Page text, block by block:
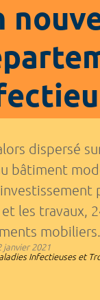
dispersé
bâtiment
les travaux,
mobiliers.
janvier 2021
Infectieuses et